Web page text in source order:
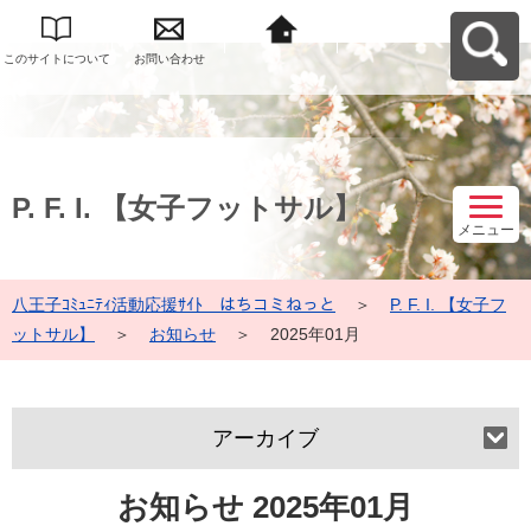
このサイトについて お問い合わせ
援ｻｲﾄ はちコミねっ
P. F. I. 【女子フットサル】
メニュー
八王子ｺﾐｭﾆﾃｨ活動応援ｻｲﾄ はちコミねっと ＞
P. F. I. 【女子フ
ットサル】
＞ お知らせ ＞ 2025年01月
お知らせ 2025年01月
アーカイブ